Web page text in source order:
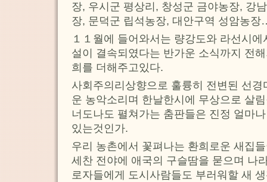
장, 우시군 평상리, 창성군 금야농장, 강
장, 문덕군 립석농장, 대안구역 성암농
１１월에 들어와서는 량강도와 라선시
설이 결속되였다는 반가운 소식까지 전
희를 더해주고있다.
사회주의리상향으로 훌륭히 전변된 선
운 농악소리며 한날한시에 무상으로 살
너도나도 펼쳐가는 춤판들은 진정 얼마
있는것인가.
우리 농촌에서 꽃펴나는 환희로운 새집
세찬 전야에 애국의 구슬땀을 묻으며 나
로자들에게 도시사람들도 부러워할 새